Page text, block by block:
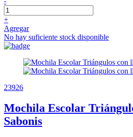
+
Agregar
No hay suficiente stock disponible
23926
Mochila Escolar
Sabonis